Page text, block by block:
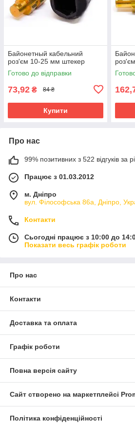
Байонетный кабельний
роз'єм 10-25 мм штекер
Готово до відправки
73,92 ₴ 84 ₴
Купити
Про нас
99% позитивних з 522 відгуків за
Працює з 01.03.2012
м. Дніпро
вул. Філософська 86а, Дніпро,
Контакти
Сьогодні працює з 10:00 до
Показати весь графік роботи
Про нас
Контакти
Доставка та оплата
Графік роботи
Повна версія сайту
Сайт створено на маркетплейсі
Політика конфіденційності